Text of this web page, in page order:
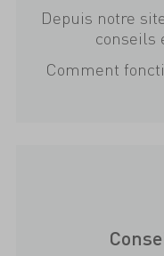
Depuis notre
conseils
Comment